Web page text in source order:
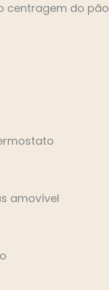
centragem do pão
amovível